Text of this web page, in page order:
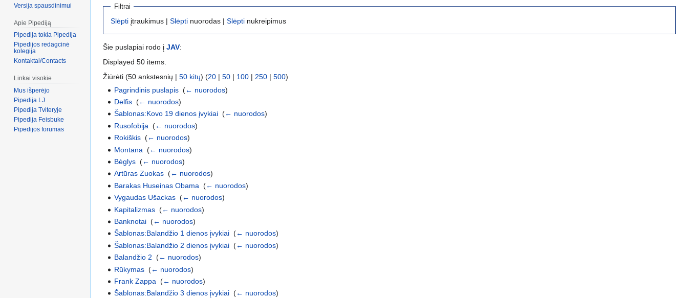
Filtrai
Slėpti įtraukimus | Slėpti nuorodas | Slėpti nukreipimus
Šie puslapiai rodo į JAV:
Displayed 50 items.
Žiūrėti (50 ankstesnių | 50 kitų) (20 | 50 | 100 | 250 | 500)
Pagrindinis puslapis ‎(← nuorodos)
Delfis ‎(← nuorodos)
Šablonas:Kovo 19 dienos įvykiai ‎(← nuorodos)
Rusofobija ‎(← nuorodos)
Rokiškis ‎(← nuorodos)
Montana ‎(← nuorodos)
Bėglys ‎(← nuorodos)
Artūras Zuokas ‎(← nuorodos)
Barakas Huseinas Obama ‎(← nuorodos)
Vygaudas Ušackas ‎(← nuorodos)
Kapitalizmas ‎(← nuorodos)
Banknotai ‎(← nuorodos)
Šablonas:Balandžio 1 dienos įvykiai ‎(← nuorodos)
Šablonas:Balandžio 2 dienos įvykiai ‎(← nuorodos)
Balandžio 2 ‎(← nuorodos)
Rūkymas ‎(← nuorodos)
Frank Zappa ‎(← nuorodos)
Šablonas:Balandžio 3 dienos įvykiai ‎(← nuorodos)
Versija spausdinimui
Apie Pipediją
Pipedija tokia Pipedija
Pipedijos redagcinė
kolegija
Kontaktai/Contacts
Linkai visokie
Mus išperėjo
Pipedija LJ
Pipedija Tviteryje
Pipedija Feisbuke
Pipedijos forumas